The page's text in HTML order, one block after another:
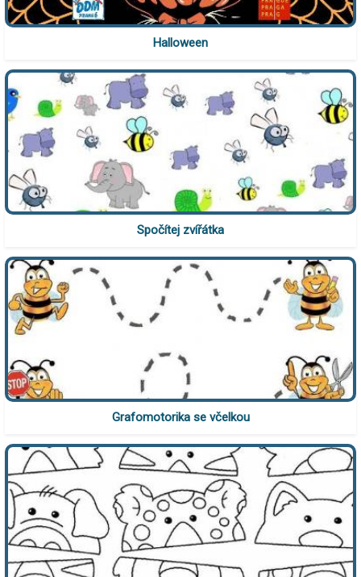
Halloween
Spočítej zvířátka
Grafomotorika se včelkou